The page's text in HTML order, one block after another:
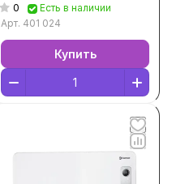
0
Есть в наличии
Арт. 401 024
Купить